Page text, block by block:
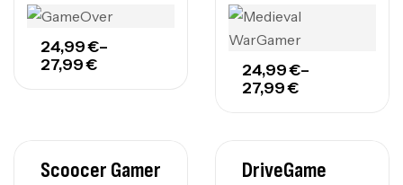
24,99€–
27,99€ 24,99€–
27,99€
Scoocer Gamer DriveGame